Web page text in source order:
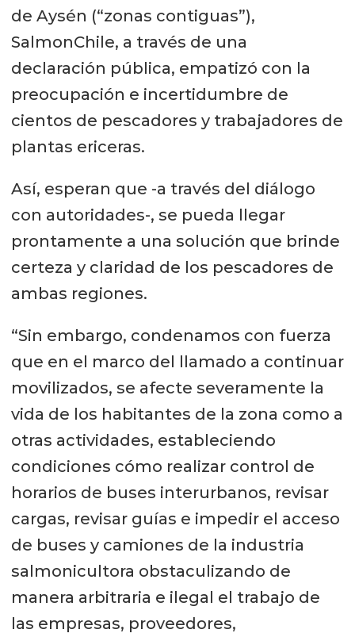
de Aysén (“zonas contiguas”),
SalmonChile, a través de una
declaración pública, empatizó con la
preocupación e incertidumbre de
cientos de pescadores y trabajadores de
plantas ericeras.
Así, esperan que -a través del diálogo
con autoridades-, se pueda llegar
prontamente a una solución que brinde
certeza y claridad de los pescadores de
ambas regiones.
“Sin embargo, condenamos con fuerza
que en el marco del llamado a continuar
movilizados, se afecte severamente la
vida de los habitantes de la zona como a
otras actividades, estableciendo
condiciones cómo realizar control de
horarios de buses interurbanos, revisar
cargas, revisar guías e impedir el acceso
de buses y camiones de la industria
salmonicultora obstaculizando de
manera arbitraria e ilegal el trabajo de
las empresas, proveedores,